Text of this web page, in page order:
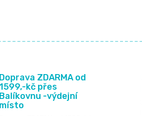
Doprava ZDARMA od
1599,-kč přes
Balíkovnu -výdejní
místo